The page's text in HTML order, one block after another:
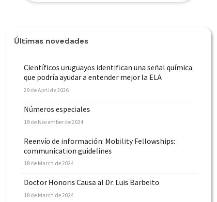
Últimas novedades
Científicos uruguayos identifican una señal química
que podría ayudar a entender mejor la ELA
29 de April de 2026
Números especiales
19 de November de 2024
Reenvío de información: Mobility Fellowships:
communication guidelines
18 de March de 2024
Doctor Honoris Causa al Dr. Luis Barbeito
18 de March de 2024